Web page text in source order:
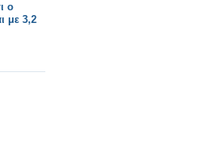
ο
με 3,2